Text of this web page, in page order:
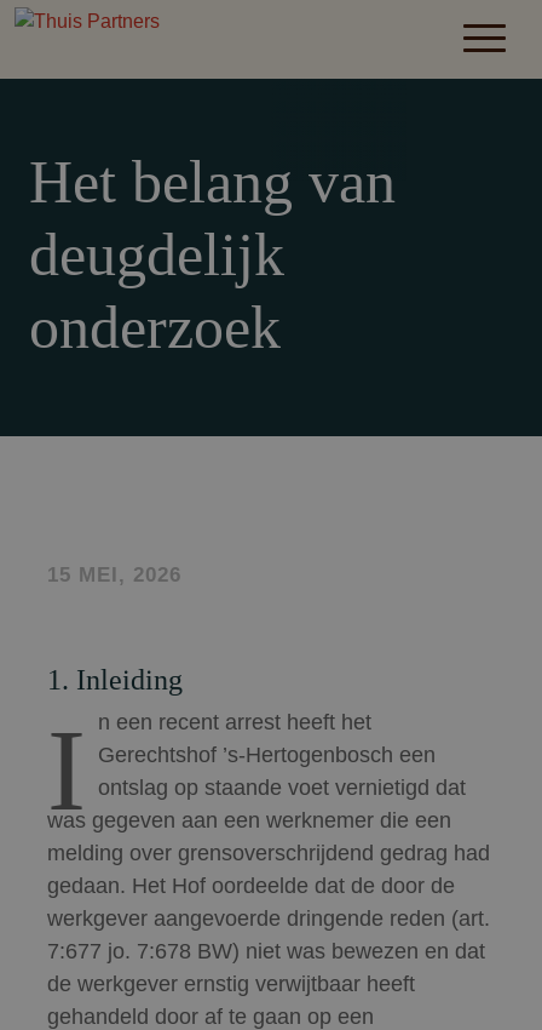
Het belang van
deugdelijk
onderzoek
15 MEI, 2026
1. Inleiding
I
n een recent arrest heeft het
Gerechtshof ’s-Hertogenbosch een
ontslag op staande voet vernietigd dat
was gegeven aan een werknemer die een
melding over grensoverschrijdend gedrag had
gedaan. Het Hof oordeelde dat de door de
werkgever aangevoerde dringende reden (art.
7:677 jo. 7:678 BW) niet was bewezen en dat
de werkgever ernstig verwijtbaar heeft
gehandeld door af te gaan op een